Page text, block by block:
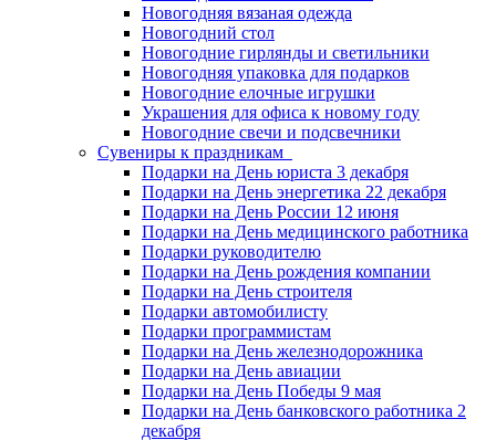
Новогодняя вязаная одежда
Новогодний стол
Новогодние гирлянды и светильники
Новогодняя упаковка для подарков
Новогодние елочные игрушки
Украшения для офиса к новому году
Новогодние свечи и подсвечники
Сувениры к праздникам
Подарки на День юриста 3 декабря
Подарки на День энергетика 22 декабря
Подарки на День России 12 июня
Подарки на День медицинского работника
Подарки руководителю
Подарки на День рождения компании
Подарки на День строителя
Подарки автомобилисту
Подарки программистам
Подарки на День железнодорожника
Подарки на День авиации
Подарки на День Победы 9 мая
Подарки на День банковского работника 2
декабря